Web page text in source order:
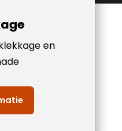
en